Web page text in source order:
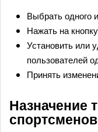
Выбрать одного
Нажать на
Установить или
пользователей
Принять
Назначение
спортсменов